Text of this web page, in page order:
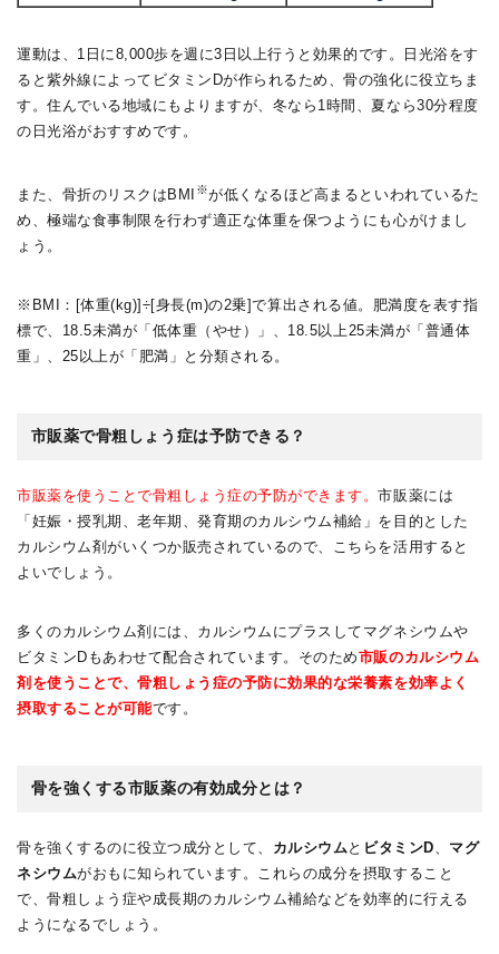
運動は、1日に8,000歩を週に3日以上行うと効果的です。日光浴をす
ると紫外線によってビタミンDが作られるため、骨の強化に役立ちま
す。住んでいる地域にもよりますが、冬なら1時間、夏なら30分程度
の日光浴がおすすめです。
また、骨折のリスクはBMI ※が低くなるほど高まるといわれているた
め、極端な食事制限を行わず適正な体重を保つようにも心がけまし
ょう。
※BMI：[体重(kg)]÷[身長(m)の2乗]で算出される値。肥満度を表す指
標で、18.5未満が「低体重（やせ）」、18.5以上25未満が「普通体
重」、25以上が「肥満」と分類される。
市販薬で骨粗しょう症は予防できる？
市販薬を使うことで骨粗しょう症の予防ができます。市販薬には
「妊娠・授乳期、老年期、発育期のカルシウム補給」を目的とした
カルシウム剤がいくつか販売されているので、こちらを活用すると
よいでしょう。
多くのカルシウム剤には、カルシウムにプラスしてマグネシウムや
ビタミンDもあわせて配合されています。そのため市販のカルシウム
剤を使うことで、骨粗しょう症の予防に効果的な栄養素を効率よく
摂取することが可能です。
骨を強くする市販薬の有効成分とは？
骨を強くするのに役立つ成分として、 カルシウム と ビタミンD
マグ
ネシウムがおもに知られています。これらの成分を摂取すること
で、骨粗しょう症や成長期のカルシウム補給などを効率的に行える
ようになるでしょう。